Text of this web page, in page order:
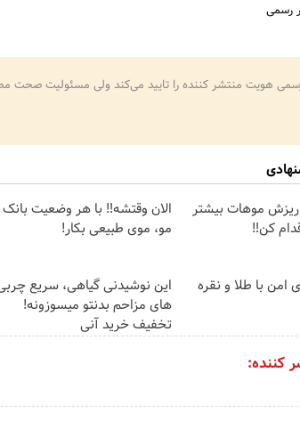
رسمی
رسمی هویت منتشر کننده را تایید می‌کند ولی مسئولیت صحت
ریزش موهات بیشتر
کن‼️
الان وقتشه‼️ با هر وضعیت بانک
مو، موی طبیعی بکار!
امن با طلا و نقره
این نوشیدنی گیاهی، سریع
های مزاحم بدنتو میسوزونه!
تخفیف خرید آنی
کننده: